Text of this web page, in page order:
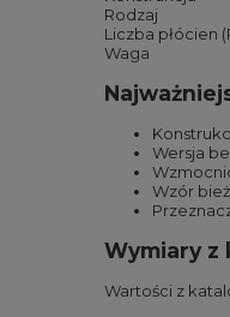
Rodzaj
Liczba płócien
Waga
Wersja
Wzór
Wymiary z
Wartości z